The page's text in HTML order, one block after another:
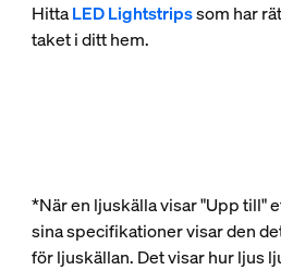
HittaLED Lightstripssom har
taket i ditt hem.
*När en ljuskälla visar "Upp till"
sina specifikationer visar den
för ljuskällan. Det visar hur ljus